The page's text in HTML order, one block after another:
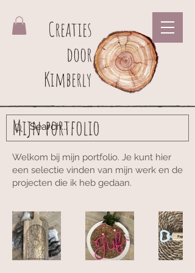
Creaties
door
Kimberly
Mijn portfolio
Welkom bij mijn portfolio. Je kunt hier
een selectie vinden van mijn werk en de
projecten die ik heb gedaan.